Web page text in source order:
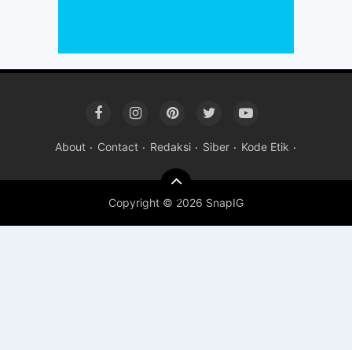
About Contact Redaksi Siber Kode Etik
Copyright © 2026 SnapIG